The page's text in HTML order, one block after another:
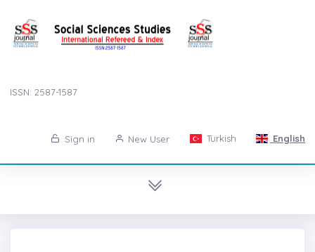
ISSN: 2587-1587
Sign in New User Turkish English